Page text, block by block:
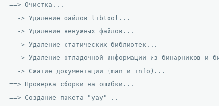
==> Очистка...
-> Удаление файлов libtool...
-> Удаление ненужных файлов...
-> Удаление статических библиотек...
-> Удаление отладочной информации из бинарников и
-> Сжатие документации (man и info)...
==> Проверка сборки на ошибки...
==> Создание пакета "yay"...